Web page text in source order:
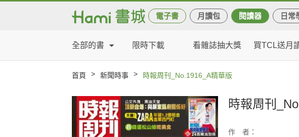
電子書 月讀包 閱讀器 日常
全部的書 限時下載 看雜誌抽大獎 買TCL送月
首頁 > 新聞時事 > 時報周刊_No.1916_A精華版
時報周刊
作
者：